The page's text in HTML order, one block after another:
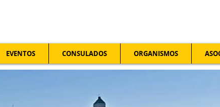
EVENTOS CONSULADOS ORGANISMOS